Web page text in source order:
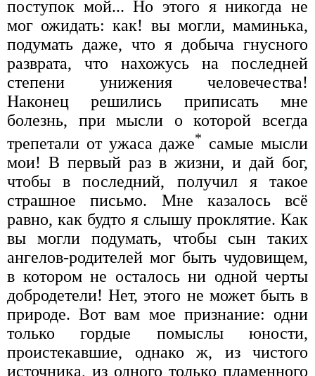
поступок мой... Но этого я никогда не
мог ожидать: как! вы могли, маминька,
подумать даже, что я добыча гнусного
разврата, что нахожусь на последней
степени унижения человечества!
Наконец решились приписать мне
болезнь, при мысли о которой всегда
трепетали от ужаса даже* самые мысли
мои! В первый раз в жизни, и дай бог,
чтобы в последний, получил я такое
страшное письмо. Мне казалось всё
равно, как будто я слышу проклятие. Как
вы могли подумать, чтобы сын таких
ангелов-родителей мог быть чудовищем,
в котором не осталось ни одной черты
добродетели! Нет, этого не может быть в
природе. Вот вам мое признание: одни
только гордые помыслы юности,
проистекавшие, однако ж, из чистого
источника, из одного только пламенного